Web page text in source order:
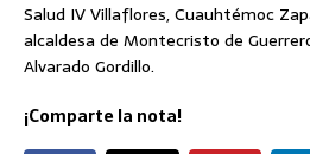
Salud IV Villaflores, Cuauhtémoc
alcaldesa de Montecristo de
Alvarado Gordillo.
¡Comparte la nota!